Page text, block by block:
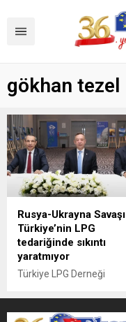
gökhan tezel
Rusya-Ukrayna Savaşı
Türkiye’nin LPG
tedariğinde sıkıntı
yaratmıyor
Türkiye LPG Derneği
Eyüp Aratay: " Rusya-
Ukrayna savaşının petrol